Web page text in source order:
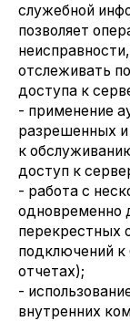
служебной
позволяет
отслеживать
доступа к
- применение
разрешенных
к
доступ к
- работа с
одновременно
перекрестных
подключений
отчетах);
-
внутренних